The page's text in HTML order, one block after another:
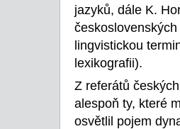
jazyků, dále K.
lingvistickou
lexikografii).
Z referátů
alespoň ty, které
osvětlil pojem